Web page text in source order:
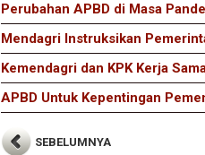
Perubahan APBD di Masa
Mendagri Instruksikan
Kemendagri dan KPK Kerja
APBD Untuk Kepentingan
SEBELUMNYA